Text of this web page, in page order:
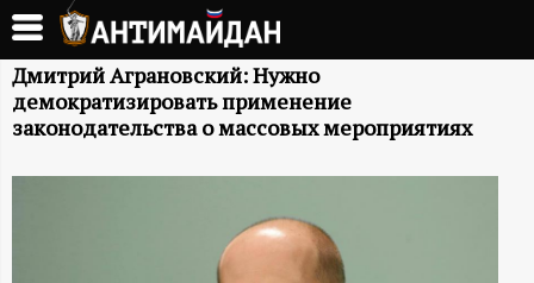
Перейти
основному
содержанию
А
Н
Т
Дмитрий Аграновский: Нужно
демократизировать применение
законодательства о массовых мероприятиях